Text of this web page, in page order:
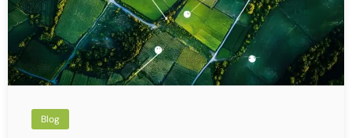
Blog